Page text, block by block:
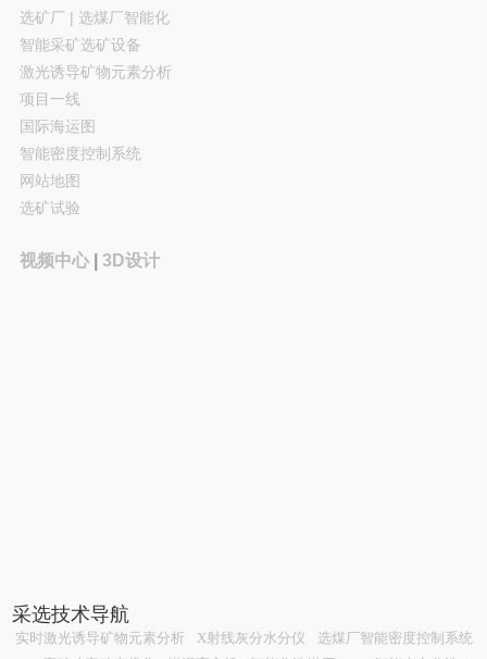
选矿厂 | 选煤厂智能化
智能采矿选矿设备
激光诱导矿物元素分析
项目一线
国际海运图
智能密度控制系统
网站地图
选矿试验
视频中心 3D设计
采选技术导航
实时激光诱导矿物元素分析 X射线灰分水分仪
选煤厂智能密度控制系统